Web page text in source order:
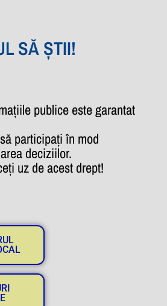
SĂ ȘTII!
publice este garantat
participați în mod
deciziilor.
uz de acest drept!